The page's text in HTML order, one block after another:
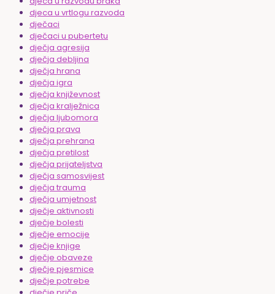
djeca u vrtlogu razvoda
dječaci
dječaci u pubertetu
dječja agresija
dječja debljina
dječja hrana
dječja igra
dječja književnost
dječja kralježnica
dječja ljubomora
dječja prava
dječja prehrana
dječja pretilost
dječja prijateljstva
dječja samosvijest
dječja trauma
dječja umjetnost
dječje aktivnosti
dječje bolesti
dječje emocije
dječje knjige
dječje obaveze
dječje pjesmice
dječje potrebe